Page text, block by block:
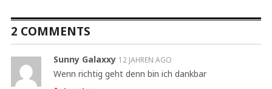
2 COMMENTS
Sunny Galaxxy 12 JAHREN AGO
Wenn richtig geht denn bin ich dankbar